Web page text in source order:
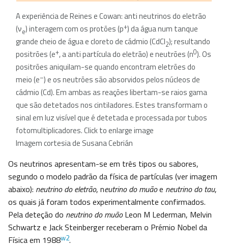
A experiência de Reines e Cowan: anti neutrinos do eletrão
(νe) interagem com os protões (p+) da água num tanque
grande cheio de água e cloreto de cádmio (CdCl2); resultando
positrões (e+, a anti partícula do eletrão) e neutrões (n0). Os
positrões aniquilam-se quando encontram eletrões do
meio (e–) e os neutrões são absorvidos pelos núcleos de
cádmio (Cd). Em ambas as reações libertam-se raios gama
que são detetados nos cintiladores. Estes transformam o
sinal em luz visível que é detetada e processada por tubos
fotomultiplicadores. Click to enlarge image
Imagem cortesia de Susana Cebrián
Os neutrinos apresentam-se em três tipos ou sabores,
segundo o modelo padrão da física de partículas (ver imagem
abaixo): neutrino do eletrão, neutrino do muãoe neutrino do tau,
os quais já foram todos experimentalmente confirmados.
Pela deteção do neutrino do muãoLeon M Lederman, Melvin
Schwartz e Jack Steinberger receberam o Prémio Nobel da
Física em 1988w2.